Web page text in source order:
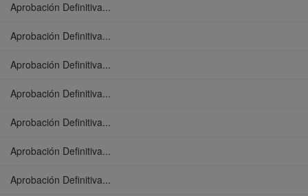
Aprobación Definitiva...
Aprobación Definitiva...
Aprobación Definitiva...
Aprobación Definitiva...
Aprobación Definitiva...
Aprobación Definitiva...
Aprobación Definitiva...